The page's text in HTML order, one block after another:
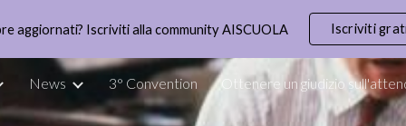
to main content Skip to
aggiornati? Iscriviti alla community AISCUOLA Iscriviti
News 3° Convention